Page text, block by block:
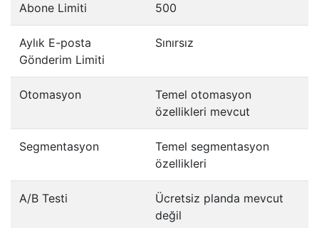
Abone Limiti 500
Aylık E-posta
Gönderim Limiti
Sınırsız
Otomasyon
Temel otomasyon
özellikleri mevcut
Segmentasyon
Temel segmentasyon
özellikleri
A/B Testi
Ücretsiz planda mevcut
değil